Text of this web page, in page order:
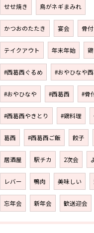
せせ焼き 鳥がネギまみれ
かつおのたたき 宴会 骨
テイクアウト 年末年始 鶏
#西葛西ぐるめ #おやひなや
#おやひなや #西葛西 #骨
#西葛西やきとり #鶏料理
葛西 #西葛西ご飯 餃子
居酒屋 駅チカ 2次会
レバー 鴨肉 美味しい
忘年会 新年会 歓送迎会